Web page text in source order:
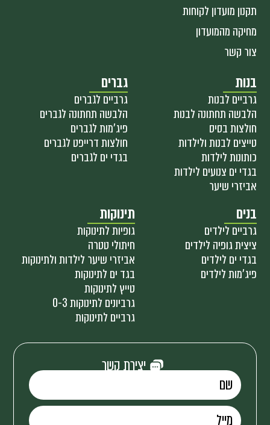
תקנון מועדון לקוחות
מחיקה מהמועדון
צור קשר
בנות
גרביים לבנות
הלבשה תחתונה לבנות
חולצות בסיס
טייצים לבנות ולילדות
כותונות לילדות
בגדי ים צנועים לילדות
אביזרי שיער
גברים
גרביים לגברים
הלבשה תחתונה לגברים
פיג'מות לגברים
חולצות דרייפט לגברים
בגדי ים לגברים
בנים
גרביים לילדים
ציצית גופיה לילדים
בגדי ים לילדים
פיג'מות לילדים
תינוקות
גופיות לתינוקות
חיתולי טטרה
אביזרי שיער לילדות ולתינוקות
בגד ים לתינוקות
טייץ לתינוקות
גרביונים לתינוקות 0-3
גרביים לתינוקות
יצירת קשר